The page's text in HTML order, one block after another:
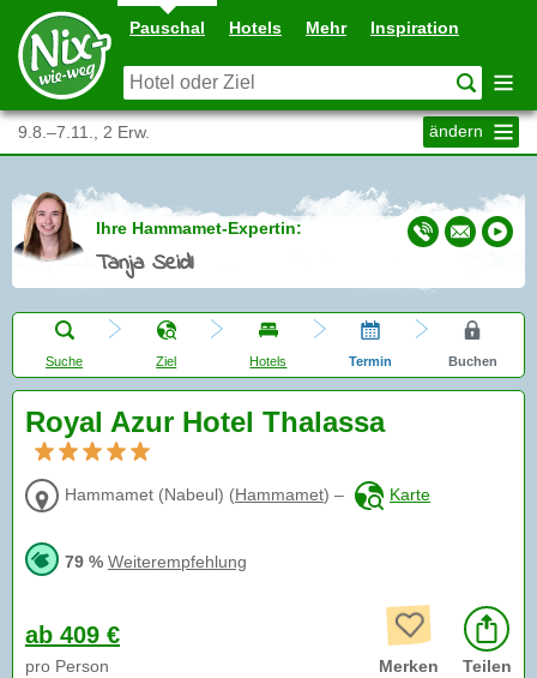
Pauschal Hotels Mehr Inspiration
9.8.–7.11., 2 Erw. ändern
Ihre Hammamet-Expertin:
Tanja Seidl
Suche Ziel Hotels Termin Buchen
Royal Azur Hotel Thalassa
Hammamet (Nabeul) (Hammamet) – Karte
79 % Weiterempfehlung
ab 409 €
pro Person Merken Teilen